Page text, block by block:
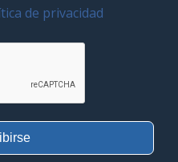
de privacidad